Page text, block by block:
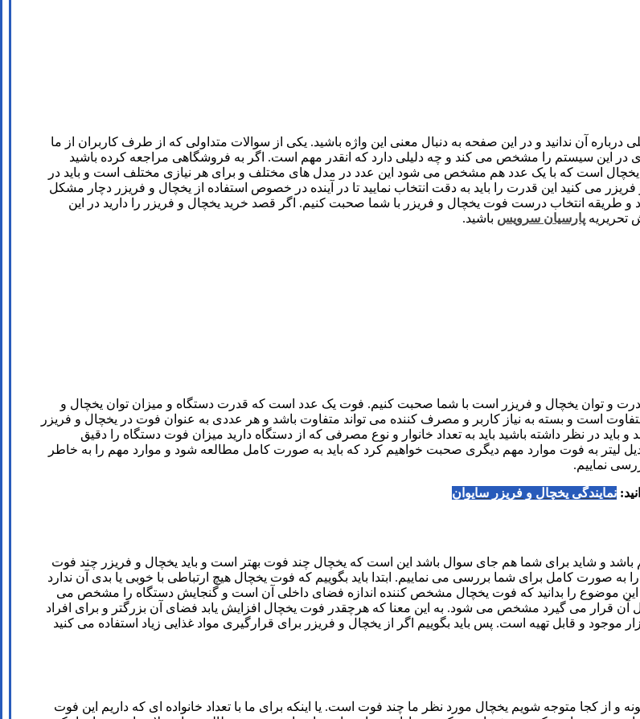
آن ندانید و در این صفحه به دنبال معنی این واژه باشید. یکی از سوالات متداولی که از طرف کاربران از ما
این سیستم را مشخص می کند و چه دلیلی دارد که انقدر مهم است. اگر به فروشگاهی مراجعه کرده باشید
یخچال است که با یک عدد هم مشخص می شود این عدد در مدل های مختلف و برای هر نیازی مختلف است و باید در
فریزر می کنید این قدرت را باید به دقت انتخاب نمایید تا در آینده در خصوص استفاده از یخچال و فریزر دچار مشکل
و طریقه انتخاب درست فوت یخچال و فریزر با شما صحبت کنیم. اگر قصد خرید یخچال و فریزر را دارید در این
تحریریه پارسیان سرویس باشید.
و توان یخچال و فریزر است با شما صحبت کنیم. فوت یک عدد است که قدرت دستگاه و میزان توان یخچال و
است و بسته به نیاز کاربر و مصرف کننده می تواند متفاوت باشد و هر عددی به عنوان فوت در یخچال و فریزر
در نظر داشته باشید باید به تعداد خانوار و نوع مصرفی که از دستگاه دارید میزان فوت دستگاه را دقیق
به فوت موارد مهم دیگری صحبت خواهیم کرد که باید به صورت کامل مطالعه شود و موارد مهم را به خاطر
نماییم.
نمایندگی یخچال و فریزر سایوان
و شاید برای شما هم جای سوال باشد این است که یخچال چند فوت بهتر است و باید یخچال و فریزر چند فوت
صورت کامل برای شما بررسی می نماییم. ابتدا باید بگوییم که فوت یخچال هیچ ارتباطی با خوبی یا بدی آن ندارد
این موضوع را بدانید که فوت یخچال مشخص کننده اندازه فضای داخلی آن است و گنجایش دستگاه را مشخص می
آن قرار می گیرد مشخص می شود. به این معنا که هرچقدر فوت یخچال افزایش یابد فضای آن بزرگتر و برای افراد
جالب است بدانید یخچال و فریزرها از 5 فوت تا 45 فوت در بازار موجود و قابل تهیه است. پس باید بگوییم اگر از یخچال و فریزر برای قرارگیری مواد غذایی زیاد استفاده می کنید
و از کجا متوجه شویم یخچال مورد نظر ما چند فوت است. یا اینکه برای ما با تعداد خانواده ای که داریم این فوت